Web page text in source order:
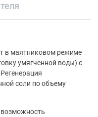
в маятниковом режиме
умягченной воды) с
соли по объему